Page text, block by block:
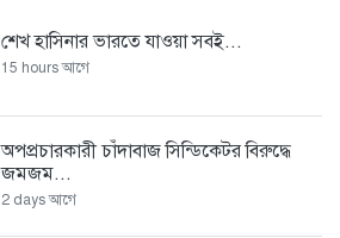
শেখ হাসিনার ভারতে যাওয়া সবই...
15 hours আগে
অপপ্রচারকারী চাঁদাবাজ সিন্ডিকেটর বিরুদ্ধে
জমজম...
2 days আগে